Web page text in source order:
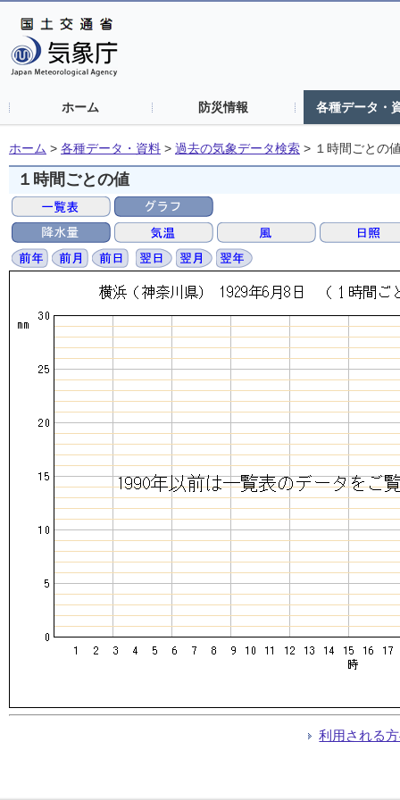
ホーム 防災情報 各種データ・
ホーム > 各種データ・資料 > 過去の気象データ検索 > １時間ごとの
１時間ごとの値
利用される